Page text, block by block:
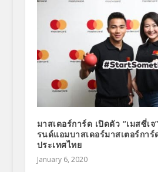
มาสเตอร์การ์ด เปิดตัว “เมสซี่เ
รนด์แอมบาสเดอร์มาสเตอร์กา
ประเทศไทย
January 6, 2020